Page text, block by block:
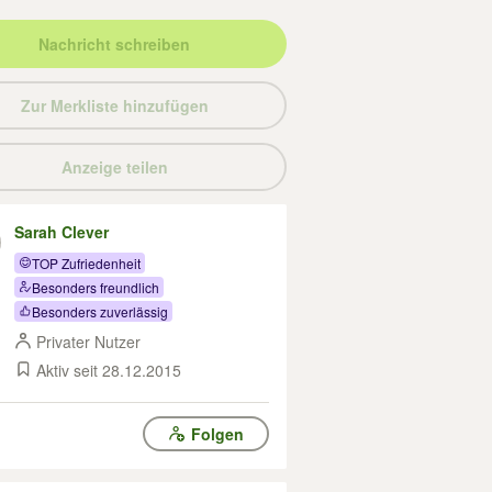
Nachricht schreiben
Zur Merkliste hinzufügen
Anzeige teilen
Sarah Clever
TOP Zufriedenheit
Besonders freundlich
Besonders zuverlässig
Privater Nutzer
Aktiv seit 28.12.2015
Folgen